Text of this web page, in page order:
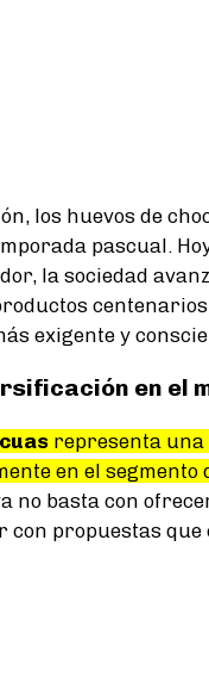
los huevos de
pascual.
la sociedad
exigente y
en el
representa
en el
no basta con
con propuestas